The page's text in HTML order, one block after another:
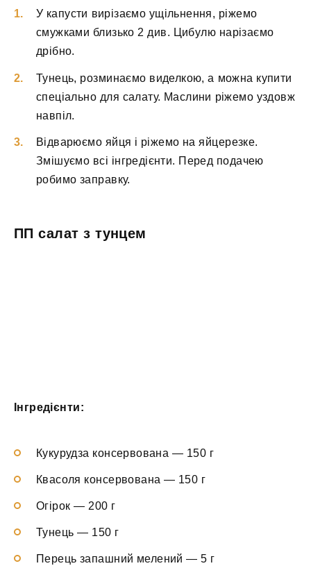
У капусти вирізаємо ущільнення, ріжемо
смужками близько 2 див. Цибулю нарізаємо
дрібно.
Тунець, розминаємо виделкою, а можна купити
спеціально для салату. Маслини ріжемо уздовж
навпіл.
Відварюємо яйця і ріжемо на яйцерезке.
Змішуємо всі інгредієнти. Перед подачею
робимо заправку.
ПП салат з тунцем
Інгредієнти:
Кукурудза консервована — 150 г
Квасоля консервована — 150 г
Огірок — 200 г
Тунець — 150 г
Перець запашний мелений — 5 г